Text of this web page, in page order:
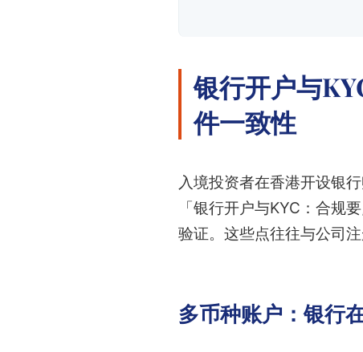
银行开户与
件一致性
入境投资者在香港开设银
「银行开户与KYC：合规
验证。这些点往往与公司
多币种账户：银行